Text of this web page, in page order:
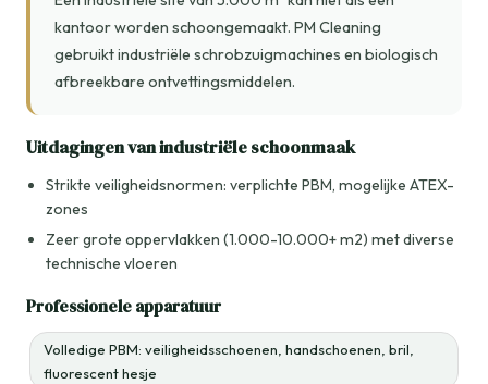
kantoor worden schoongemaakt. PM Cleaning
gebruikt industriële schrobzuigmachines en biologisch
afbreekbare ontvettingsmiddelen.
Uitdagingen van industriële schoonmaak
Strikte veiligheidsnormen: verplichte PBM, mogelijke ATEX-
zones
Zeer grote oppervlakken (1.000-10.000+ m2) met diverse
technische vloeren
Professionele apparatuur
Volledige PBM: veiligheidsschoenen, handschoenen, bril,
fluorescent hesje